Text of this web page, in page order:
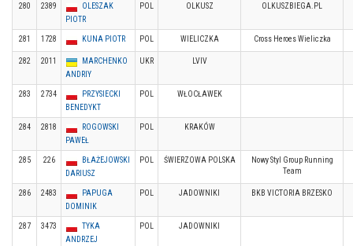
280 2389
OLESZAK
PIOTR
POL OLKUSZ OLKUSZBIEGA.PL
281 1728 KUNA PIOTR POL WIELICZKA Cross Heroes Wieliczka
282 2011
MARCHENKO
ANDRIY
UKR LVIV
283 2734
PRZYSIECKI
BENEDYKT
POL WŁOCŁAWEK
284 2818
ROGOWSKI
PAWEŁ
POL KRAKÓW
285 226
BŁAŻEJOWSKI
DARIUSZ
POL ŚWIERZOWA POLSKA
Nowy Styl Group Running
Team
286 2483
PAPUGA
DOMINIK
POL JADOWNIKI BKB VICTORIA BRZESKO
287 3473
TYKA
ANDRZEJ
POL JADOWNIKI